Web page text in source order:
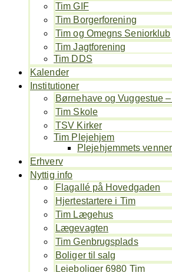
Tim GIF
Tim Borgerforening
Tim og Omegns Seniorklub
Tim Jagtforening
Tim DDS
Kalender
Institutioner
Børnehave og Vuggestue
Tim Skole
TSV Kirker
Tim Plejehjem
Plejehjemmets venner
Erhverv
Nyttig info
Flagallé på Hovedgaden
Hjertestartere i Tim
Tim Lægehus
Lægevagten
Tim Genbrugsplads
Boliger til salg
Lejeboliger 6980 Tim